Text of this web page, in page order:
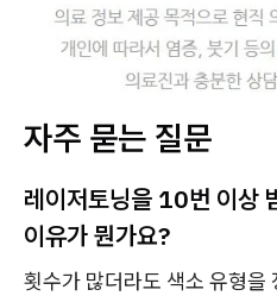
자주 묻는 질문
레이저토닝을 10번 이상
이유가 뭔가요?
횟수가 많더라도 색소 유형을